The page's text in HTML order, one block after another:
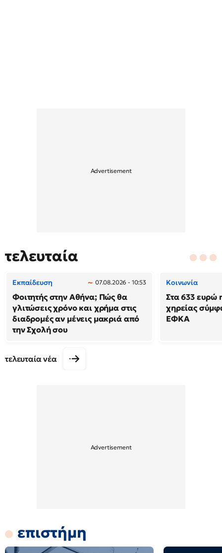
τελευταία
Εκπαίδευση 07.08.2026 - 10:53
Φοιτητής στην Αθήνα; Πώς θα
γλιτώσεις χρόνο και χρήμα στις
διαδρομές αν μένεις μακριά από
την Σχολή σου
Κοινωνία
Στα 633 ευρώ
χηρείας
ΕΦΚΑ
τελευταία νέα
επιστήμη